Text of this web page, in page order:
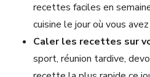
recettes faciles en
cuisine le jour où vous
Caler les recettes sur
sport, réunion tardive,